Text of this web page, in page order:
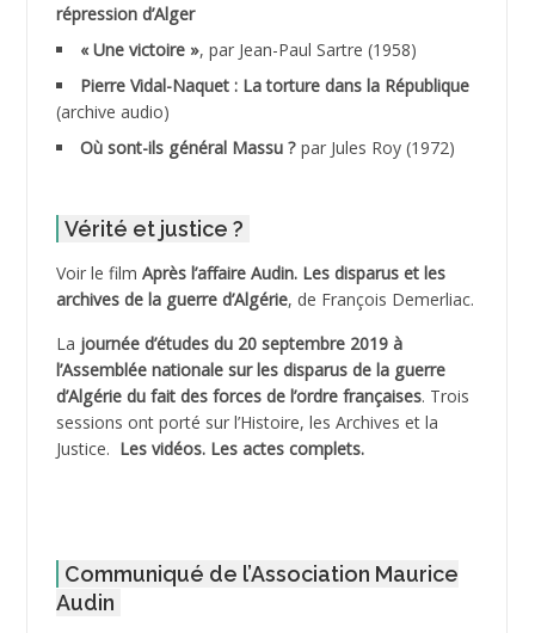
ADDALA Boualem*
ADDANE
ADDECHE Rachid
ADELIOUAT Vve AIT SAADA
ADJANI Khaled
ADJAOUT
ADNI Mohamed Akli
ADOUL Arab *
AGOULMINE
répression d’Alger
« Une victoire », par Jean-Paul Sartre (1958)
Pierre Vidal-Naquet : La torture dans la République
(archive audio)
Où sont-ils général Massu ? par Jules Roy (1972)
Vérité et justice ?
Voir le film Après l’affaire Audin. Les disparus et les
archives de la guerre d’Algérie, de François Demerliac.
La journée d’études du 20 septembre 2019 à
l’Assemblée nationale sur les disparus de la guerre
d’Algérie du fait des forces de l’ordre françaises. Trois
sessions ont porté sur l’Histoire, les Archives et la
Justice. Les vidéos. Les actes complets.
Communiqué de l’Association Maurice
Audin